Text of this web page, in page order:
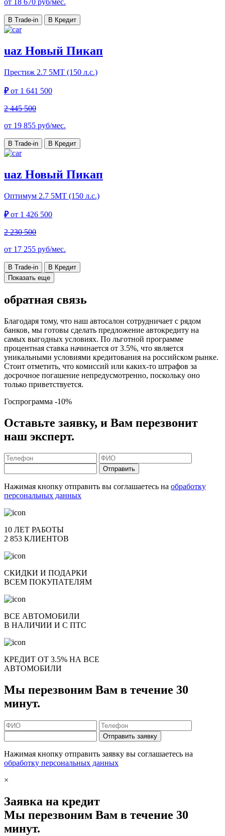
от 18 670 руб/мес.
В Trade-in В Кредит
uaz Новый Пикап
Престиж 2.7 5МТ (150 л.с.)
₽от 1 641 500
2 445 500
от 19 855 руб/мес.
В Trade-in В Кредит
uaz Новый Пикап
Оптимум 2.7 5МТ (150 л.с.)
₽от 1 426 500
2 230 500
от 17 255 руб/мес.
В Trade-in
В Кредит
Показать еще
обратная связь
Благодаря тому, что наш автосалон сотрудничает с рядом
банков, мы готовы сделать предложение автокредиту на
самых выгодных условиях. По льготной программе
процентная ставка начинается от 3.5%, что является
уникальными условиями кредитования на российском рынке.
Стоит отметить, что комиссий или каких-то штрафов за
досрочное погашение непредусмотренно, поскольку оно
только приветствуется.
Госпрограмма -10%
Оставьте заявку, и Вам перезвонит
наш эксперт.
Отправить
Нажимая кнопку отправить вы соглашаетесь на обработку
персональных данных
10 ЛЕТ РАБОТЫ
2 853 КЛИЕНТОВ
СКИДКИ И ПОДАРКИ
ВСЕМ ПОКУПАТЕЛЯМ
ВСЕ АВТОМОБИЛИ
В НАЛИЧИИ И С ПТС
КРЕДИТ ОТ 3.5% НА ВСЕ
АВТОМОБИЛИ
Мы перезвоним Вам в течение 30
минут.
Отправить заявку
Нажимая кнопку отправить заявку вы соглашаетесь на
обработку персональных данных
×
Заявка на кредит
Мы перезвоним Вам в течение 30
минут.